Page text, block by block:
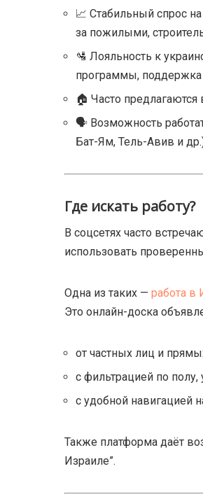
📈 Стабильный спрос
за пожилыми,
🛂 Лояльность к
программы, поддержка
🏠 Часто предлагаются
🗣️ Возможность
Бат-Ям, Тель-Авив и
Где искать работу?
В соцсетях часто
использовать
Одна из таких — работа в
Это онлайн-доска
от частных лиц и
с фильтрацией по
с удобной навигацией
Также платформа даёт
Израиле”.